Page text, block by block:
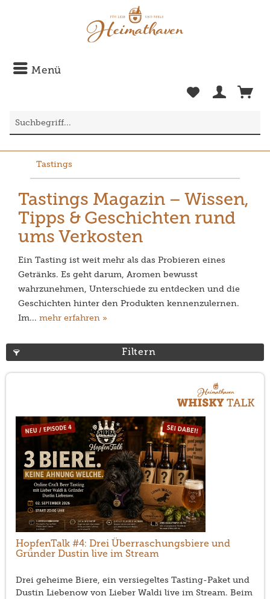
Menü
Tastings
Tastings Magazin – Wissen,
Tipps & Geschichten rund
ums Verkosten
Ein Tasting ist weit mehr als das Probieren eines
Getränks. Es geht darum, Aromen bewusst
wahrzunehmen, Unterschiede zu entdecken und die
Geschichten hinter den Produkten kennenzulernen.
Im... mehr erfahren »
Filtern
HopfenTalk #4: Drei Überraschungsbiere und
Gründer Dustin live im Stream
Drei geheime Biere, ein versiegeltes Tasting-Paket und
Dustin Liebenow von Lieber Waldi live im Stream. Beim